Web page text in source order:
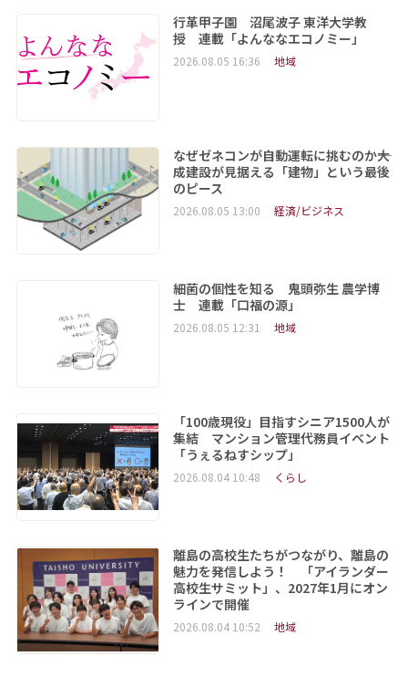
行革甲子園 沼尾波子 東洋大学教
授 連載「よんななエコノミー」
2026.08.05 16:36 地域
なぜゼネコンが自動運転に挑むのか――大
成建設が見据える「建物」という最後
のピース
2026.08.05 13:00 経済/ビジネス
細菌の個性を知る 鬼頭弥生 農学博
士 連載「口福の源」
2026.08.05 12:31 地域
「100歳現役」目指すシニア1500人が
集結 マンション管理代務員イベント
「うぇるねすシップ」
2026.08.04 10:48 くらし
離島の高校生たちがつながり、離島の
魅力を発信しよう！ 「アイランダー
高校生サミット」、2027年1月にオン
ラインで開催
2026.08.04 10:52 地域